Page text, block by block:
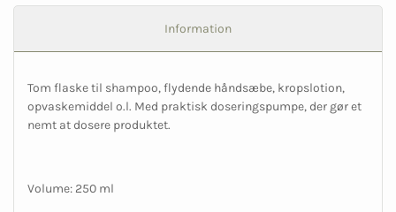
Information
Tom flaske til shampoo, flydende håndsæbe, kropslotion,
opvaskemiddel o.l. Med praktisk doseringspumpe, der gør et
nemt at dosere produktet.
Volume: 250 ml